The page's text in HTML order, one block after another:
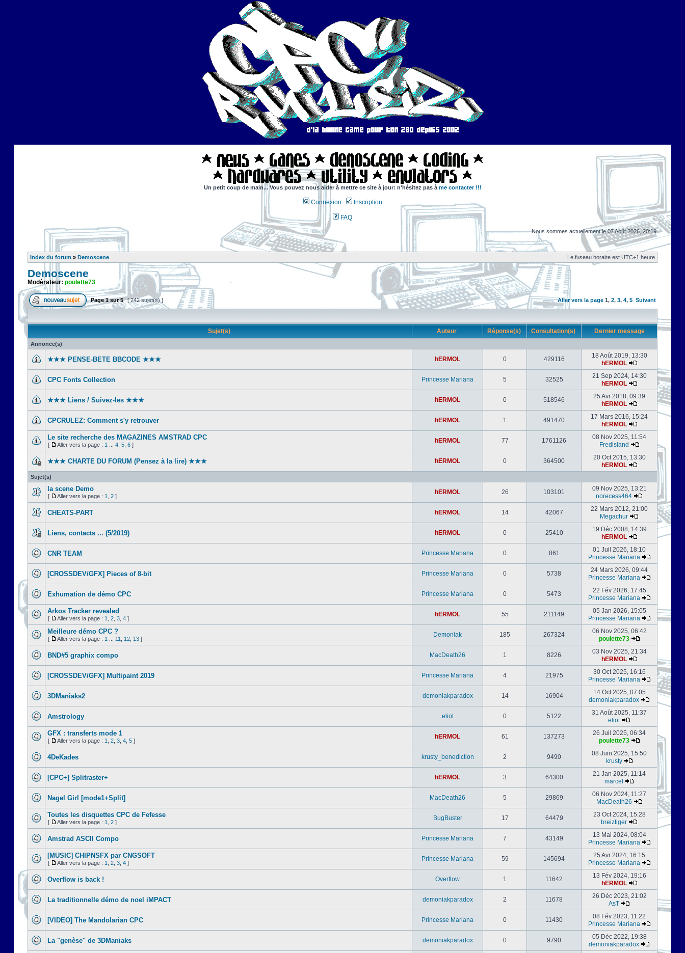
Un petit coup de main... Vous pouvez nous aider à mettre ce site à jour: n'hésitez pas à me contacter !!!
Connexion Inscription
FAQ
Nous sommes actuellement le 07 Août 2026, 20:19
Index du forum » Demoscene Le fuseau horaire est UTC+1 heure
Demoscene
Modérateur: poulette73
Page1sur5 [ 242 sujet(s) ] Aller vers la page 1, 2, 3, 4, 5 Suivant
Sujet(s) Auteur Réponse(s) Consultation(s) Dernier message
Annonce(s)
★★★ PENSE-BETE BBCODE ★★★ hERMOL 0 429116
18 Août 2019, 13:30
hERMOL
CPC Fonts Collection Princesse Mariana 5 32525
21 Sep 2024, 14:30
hERMOL
★★★ Liens / Suivez-les ★★★ hERMOL 0 518546
25 Avr 2018, 09:39
hERMOL
CPCRULEZ: Comment s'y retrouver‎ hERMOL 1 491470
17 Mars 2016, 15:24
hERMOL
Le site recherche des MAGAZINES AMSTRAD CPC
[ Aller vers la page : 1 4 5 6 ]
hERMOL 77 1761126
08 Nov 2025, 11:54
Fredisland
★★★ CHARTE DU FORUM (Pensez à la lire) ★★★ hERMOL 0 364500
20 Oct 2015, 13:30
hERMOL
Sujet(s)
la scene Demo
[ Aller vers la page : 1 2 ]
hERMOL 26 103101
09 Nov 2025, 13:21
norecess464
CHEATS-PART hERMOL 14 42067
22 Mars 2012, 21:00
Megachur
Liens, contacts ... (5/2019) hERMOL 0 25410
19 Déc 2008, 14:39
hERMOL
CNR TEAM Princesse Mariana 0 861
01 Juil 2026, 18:10
Princesse Mariana
[CROSSDEV/GFX] Pieces of 8-bit Princesse Mariana 0 5738
24 Mars 2026, 09:44
Princesse Mariana
Exhumation de démo CPC Princesse Mariana 0 5473
22 Fév 2026, 17:45
Princesse Mariana
Arkos Tracker revealed
[ Aller vers la page : 1 2 3 4 ]
hERMOL 55 211149
05 Jan 2026, 15:05
Princesse Mariana
Meilleure démo CPC ?
[ Aller vers la page : 1 11 12 13 ]
Demoniak 185 267324
06 Nov 2025, 06:42
poulette73
BND#5 graphix compo MacDeath26 1 8226
03 Nov 2025, 21:34
hERMOL
[CROSSDEV/GFX] Multipaint 2019 Princesse Mariana 4 21975
30 Oct 2025, 16:16
Princesse Mariana
3DManiaks2 demoniakparadox 14 16904
14 Oct 2025, 07:05
demoniakparadox
Amstrology eliot 0 5122
31 Août 2025, 11:37
eliot
GFX : transferts mode 1
[ Aller vers la page : 1 2 3 4 5 ]
hERMOL 61 137273
26 Juil 2025, 06:34
poulette73
4DeKades krusty_benediction 2 9490
08 Juin 2025, 15:50
krusty
[CPC+] Splitraster+ hERMOL 3 64300
21 Jan 2025, 11:14
marcel
Nagel Girl [mode1+Split] MacDeath26 5 29869
06 Nov 2024, 11:27
MacDeath26
Toutes les disquettes CPC de Fefesse
[ Aller vers la page : 1 2 ]
BugBuster 17 64479
23 Oct 2024, 15:28
breiztiger
Amstrad ASCII Compo Princesse Mariana 7 43149
13 Mai 2024, 08:04
Princesse Mariana
[MUSIC] CHIPNSFX par CNGSOFT
[ Aller vers la page : 1 2 3 4 ]
Princesse Mariana 59 145694
25 Avr 2024, 16:15
Princesse Mariana
Overflow is back ! Overflow 1 11642
13 Fév 2024, 19:16
hERMOL
La traditionnelle démo de noel iMPACT demoniakparadox 2 11678
26 Déc 2023, 21:02
AsT
[VIDEO] The Mandolarian CPC Princesse Mariana 0 11430
08 Fév 2023, 11:22
Princesse Mariana
La "genèse" de 3DManiaks demoniakparadox 0 9790
05 Déc 2022, 19:38
demoniakparadox